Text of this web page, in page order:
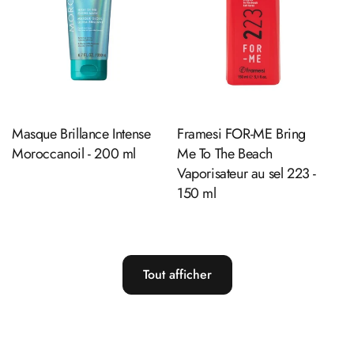
Masque Brillance Intense
Moroccanoil - 200 ml
Ajouter au panier
Framesi FOR-ME Bring
Me To The Beach
Vaporisateur au sel 223 -
150 ml
Tout afficher